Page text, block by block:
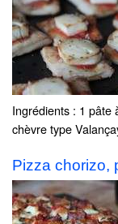
Ingrédients : 1 pâte
chèvre type
Pizza chorizo,